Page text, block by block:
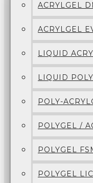
ACRYLGEL
ACRYLGEL
LIQUID
LIQUID
POLY-
POLYGEL /
POLYGEL
POLYGEL